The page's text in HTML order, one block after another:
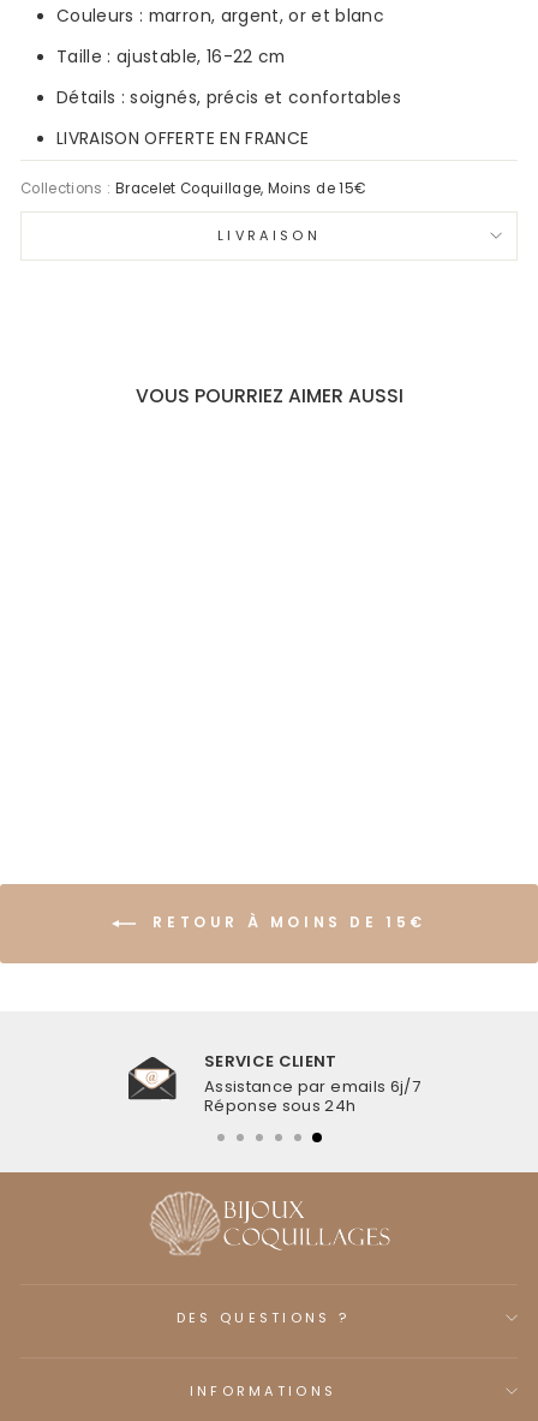
Couleurs : marron, argent, or et blanc
Taille : ajustable, 16-22 cm
Détails : soignés, précis et confortables
LIVRAISON OFFERTE EN FRANCE
Collections : Bracelet Coquillage,Moins de 15€
LIVRAISON
VOUS POURRIEZ AIMER AUSSI
RETOUR À MOINS DE 15€
SERVICE CLIENT
Assistance par emails 6j/7
Réponse sous 24h
DES QUESTIONS ?
INFORMATIONS